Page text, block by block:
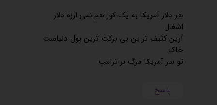
هر دلار آمریکا به یک کوز هم نمی ارزه دلار
اشغال
آرین کثیف تر ین بی برکت ترین پول دنیاست
خاک
تو سر آمریکا مرگ بر ترامپ
پاسخ